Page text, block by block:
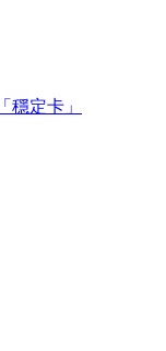
「 穩定卡 」